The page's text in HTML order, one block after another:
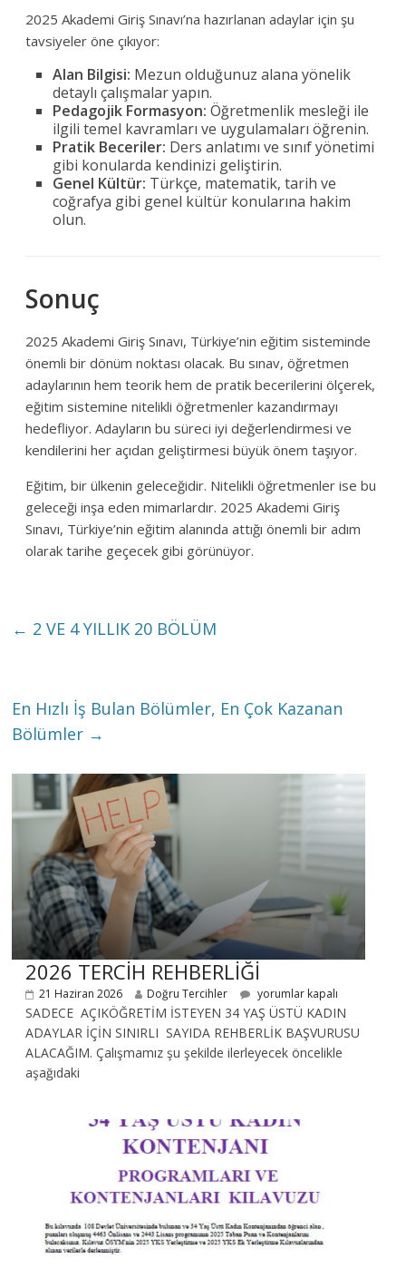
2025 Akademi Giriş Sınavı’na hazırlanan adaylar için şu
tavsiyeler öne çıkıyor:
Alan Bilgisi: Mezun olduğunuz alana yönelik
detaylı çalışmalar yapın.
Pedagojik Formasyon: Öğretmenlik mesleği ile
ilgili temel kavramları ve uygulamaları öğrenin.
Pratik Beceriler: Ders anlatımı ve sınıf yönetimi
gibi konularda kendinizi geliştirin.
Genel Kültür: Türkçe, matematik, tarih ve
coğrafya gibi genel kültür konularına hakim
olun.
Sonuç
2025 Akademi Giriş Sınavı, Türkiye’nin eğitim sisteminde
önemli bir dönüm noktası olacak. Bu sınav, öğretmen
adaylarının hem teorik hem de pratik becerilerini ölçerek,
eğitim sistemine nitelikli öğretmenler kazandırmayı
hedefliyor. Adayların bu süreci iyi değerlendirmesi ve
kendilerini her açıdan geliştirmesi büyük önem taşıyor.
Eğitim, bir ülkenin geleceğidir. Nitelikli öğretmenler ise bu
geleceği inşa eden mimarlardır. 2025 Akademi Giriş
Sınavı, Türkiye’nin eğitim alanında attığı önemli bir adım
olarak tarihe geçecek gibi görünüyor.
← 2 VE 4 YILLIK 20 BÖLÜM
En Hızlı İş Bulan Bölümler, En Çok Kazanan
Bölümler →
2026 TERCİH REHBERLİĞİ
21 Haziran 2026 Doğru Tercihler yorumlar kapalı
SADECE AÇIKÖĞRETİM İSTEYEN 34 YAŞ ÜSTÜ KADIN
ADAYLAR İÇİN SINIRLI SAYIDA REHBERLİK BAŞVURUSU
ALACAĞIM. Çalışmamız şu şekilde ilerleyecek öncelikle
aşağıdaki